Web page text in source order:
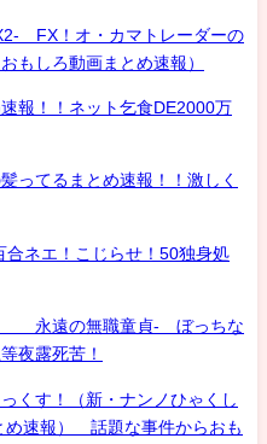
FX！オ・カマトレーダーの
もしろ動画まとめ速報）
報！！ネット乞食DE2000万
ってるまとめ速報！！激しく
合ネエ！こじらせ！50独身処
永遠の無職童貞- ぼっちな
夜露死苦！
くす！（新・ナンノひゃくし
め速報） 話題な事件からおも